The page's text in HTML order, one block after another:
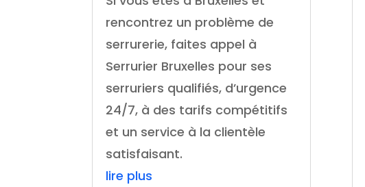
rencontrez un problème de
serrurerie, faites appel à
Serrurier Bruxelles pour ses
serruriers qualifiés, d’urgence
24/7, à des tarifs compétitifs
et un service à la clientèle
satisfaisant.
lire plus